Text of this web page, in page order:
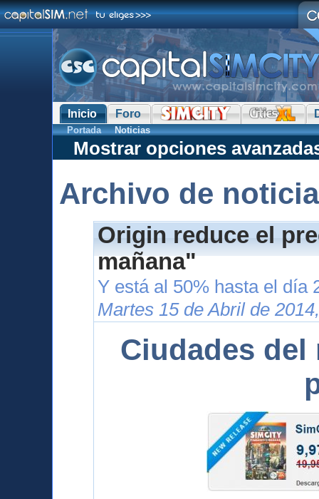
Inicio Foro
Portada Noticias
Mostrar opciones
Archivo de
Origin reduce el
mañana"
Y está al 50% hasta el día
Martes 15 de Abril de
Ciudades del